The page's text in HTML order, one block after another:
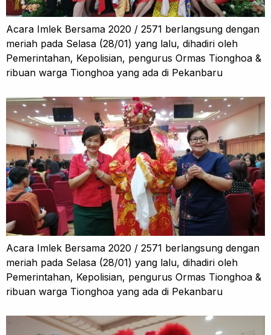
Acara Imlek Bersama 2020 / 2571 berlangsung dengan
meriah pada Selasa (28/01) yang lalu, dihadiri oleh
Pemerintahan, Kepolisian, pengurus Ormas Tionghoa &
ribuan warga Tionghoa yang ada di Pekanbaru
Acara Imlek Bersama 2020 / 2571 berlangsung dengan
meriah pada Selasa (28/01) yang lalu, dihadiri oleh
Pemerintahan, Kepolisian, pengurus Ormas Tionghoa &
ribuan warga Tionghoa yang ada di Pekanbaru